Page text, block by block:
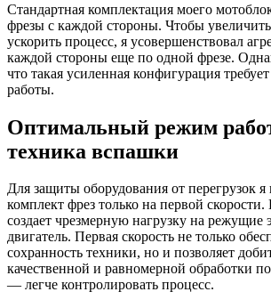
Стандартная комплектация моего
фрезы с каждой стороны. Чтобы
ускорить процесс, я усовершенствовал
каждой стороны еще по одной фрезе.
что такая усиленная конфигурация
работы.
Оптимальный режим
техника вспашки
Для защиты оборудования от перегрузок я
комплект фрез только на первой скорости.
создает чрезмерную нагрузку на режущие
двигатель. Первая скорость не только
сохранность техники, но и позволяет
качественной и равномерной обработки
— легче контролировать процесс.